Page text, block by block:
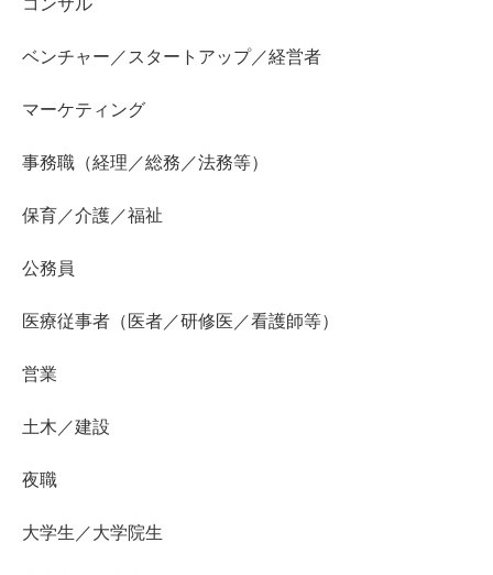
コンサル
ベンチャー／スタートアップ／経営者
マーケティング
事務職（経理／総務／法務等）
保育／介護／福祉
公務員
医療従事者（医者／研修医／看護師等）
営業
土木／建設
夜職
大学生／大学院生